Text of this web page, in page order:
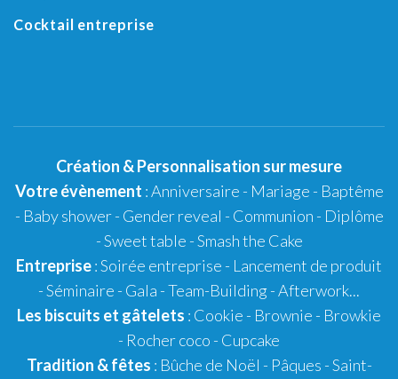
Cocktail entreprise
Création &Personnalisation sur mesure
Votre évènement :Anniversaire - Mariage - Baptême
- Baby shower- Gender reveal - Communion - Diplôme
-Sweet table -Smash the Cake
Entreprise: Soirée entreprise - Lancement de produit
- Séminaire - Gala - Team-Building - Afterwork...
Les biscuits et gâtelets : Cookie - Brownie - Browkie
- Rocher coco - Cupcake
Tradition & fêtes : Bûche de Noël - Pâques -Saint-